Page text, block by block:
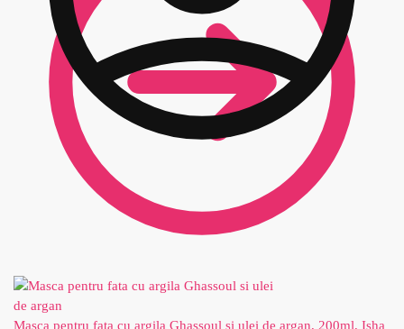
Masca pentru fata cu argila Ghassoul si ulei de argan, 200ml, Isha